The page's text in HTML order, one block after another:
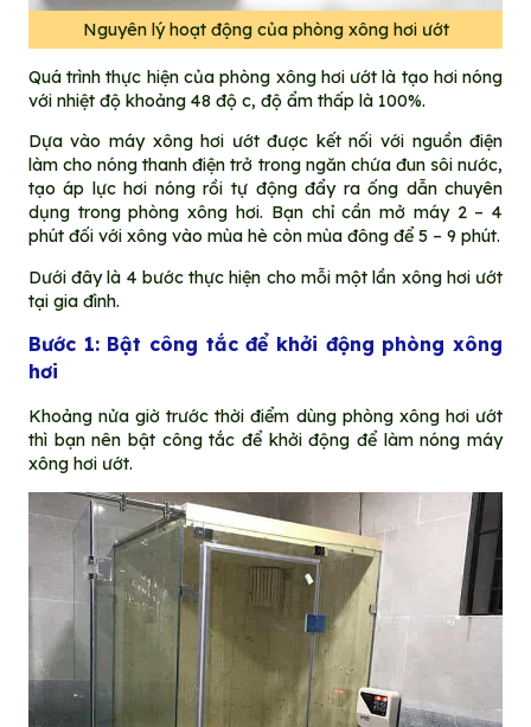
Nguyên lý hoạt động của phòng xông hơi ướt
Quá trình thực hiện của phòng xông hơi ướt là tạo hơi nóng
với nhiệt độ khoảng 48 độ c, độ ẩm thấp là 100%.
Dựa vào máy xông hơi ướt được kết nối với nguồn điện
làm cho nóng thanh điện trở trong ngăn chứa đun sôi nước,
tạo áp lực hơi nóng rồi tự động đẩy ra ống dẫn chuyên
dụng trong phòng xông hơi. Bạn chỉ cần mở máy 2 – 4
phút đối với xông vào mùa hè còn mùa đông để 5 – 9 phút.
Dưới đây là 4 bước thực hiện cho mỗi một lần xông hơi ướt
tại gia đình.
Bước 1: Bật công tắc để khởi động phòng xông
hơi
Khoảng nửa giờ trước thời điểm dùng phòng xông hơi ướt
thì bạn nên bật công tắc để khởi động để làm nóng máy
xông hơi ướt.